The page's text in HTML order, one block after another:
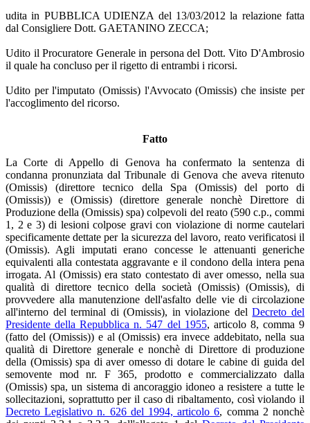
udita in PUBBLICA UDIENZA del 13/03/2012 la relazione fatta
dal Consigliere Dott. GAETANINO ZECCA;
Udito il Procuratore Generale in persona del Dott. Vito D'Ambrosio
il quale ha concluso per il rigetto di entrambi i ricorsi.
Udito per l'imputato (Omissis) l'Avvocato (Omissis) che insiste per
l'accoglimento del ricorso.
Fatto
La Corte di Appello di Genova ha confermato la sentenza di
condanna pronunziata dal Tribunale di Genova che aveva ritenuto
(Omissis) (direttore tecnico della Spa (Omissis) del porto di
(Omissis)) e (Omissis) (direttore generale nonchè Direttore di
Produzione della (Omissis) spa) colpevoli del reato (590 c.p., commi
1, 2 e 3) di lesioni colpose gravi con violazione di norme cautelari
specificamente dettate per la sicurezza del lavoro, reato verificatosi il
(Omissis). Agli imputati erano concesse le attenuanti generiche
equivalenti alla contestata aggravante e il condono della intera pena
irrogata. Al (Omissis) era stato contestato di aver omesso, nella sua
qualità di direttore tecnico della società (Omissis) (Omissis), di
provvedere alla manutenzione dell'asfalto delle vie di circolazione
all'interno del terminal di (Omissis), in violazione delDecreto del
Presidente della Repubblica n. 547 del 1955, articolo 8, comma 9
(fatto del (Omissis)) e al (Omissis) era invece addebitato, nella sua
qualità di Direttore generale e nonchè di Direttore di produzione
della (Omissis) spa di aver omesso di dotare le cabine di guida del
semovente mod nr. F 365, prodotto e commercializzato dalla
(Omissis) spa, un sistema di ancoraggio idoneo a resistere a tutte le
sollecitazioni, soprattutto per il caso di ribaltamento, così violando il
Decreto Legislativo n. 626 del 1994, articolo 6, comma 2 nonchè